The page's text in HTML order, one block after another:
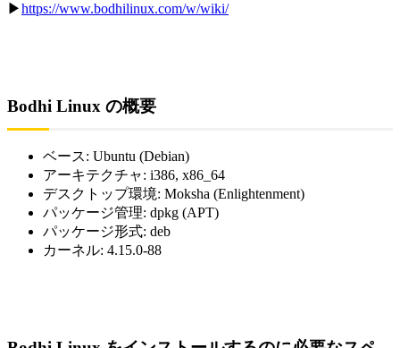
▶https://www.bodhilinux.com/w/wiki/
Bodhi Linux の概要
ベース: Ubuntu (Debian)
アーキテクチャ: i386, x86_64
デスクトップ環境: Moksha (Enlightenment)
パッケージ管理: dpkg (APT)
パッケージ形式: deb
カーネル: 4.15.0-88